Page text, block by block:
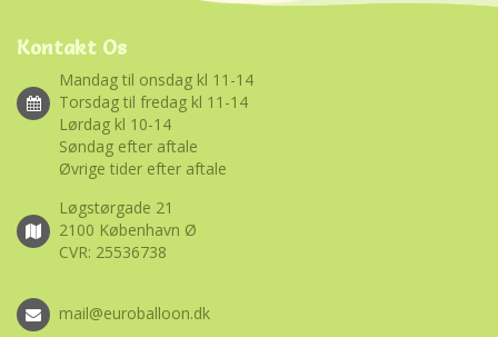
Kontakt Os
Mandag til onsdag kl 11-14
Torsdag til fredag kl 11-14
Lørdag kl 10-14
Søndag efter aftale
Øvrige tider efter aftale
Løgstørgade 21
2100 København Ø
CVR: 25536738
mail@euroballoon.dk